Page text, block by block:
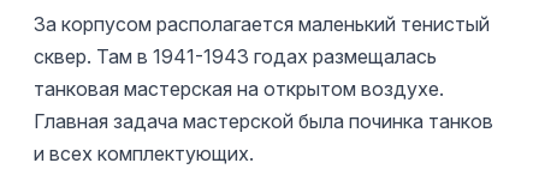
За корпусом располагается маленький тенистый
сквер. Там в 1941-1943 годах размещалась
танковая мастерская на открытом воздухе.
Главная задача мастерской была починка танков
и всех комплектующих.